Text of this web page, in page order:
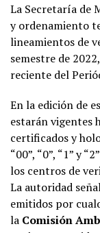
La Secretaría de
y ordenamiento
lineamientos de
semestre de
reciente del
En la edición de
estarán vigentes
certificados y
“00”, “0”, “1” y
los centros de
La autoridad
emitidos por
la Comisión